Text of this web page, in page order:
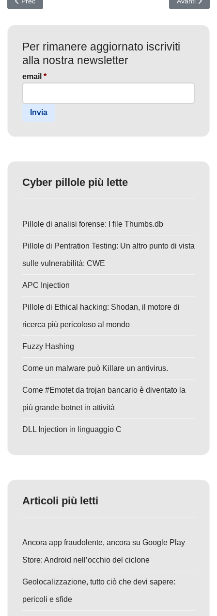
Per rimanere aggiornato iscriviti
alla nostra newsletter
email *
Invia
Cyber pillole più lette
Pillole di analisi forense: I file Thumbs.db
Pillole di Pentration Testing: Un altro punto di vista
sulle vulnerabilità: CWE
APC Injection
Pillole di Ethical hacking: Shodan, il motore di
ricerca più pericoloso al mondo
Fuzzy Hashing
Come un malware può Killare un antivirus.
Come #Emotet da trojan bancario è diventato la
più grande botnet in attività
DLL Injection in linguaggio C
Articoli più letti
Ancora app fraudolente, ancora su Google Play
Store: Android nell’occhio del ciclone
Geolocalizzazione, tutto ciò che devi sapere:
pericoli e sfide